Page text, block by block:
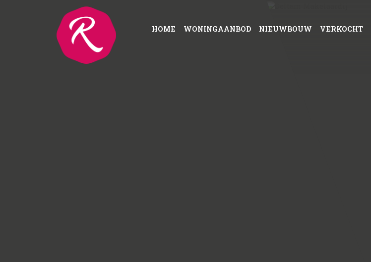
HOME WONINGAANBOD NIEUWBOUW VERKOCHT